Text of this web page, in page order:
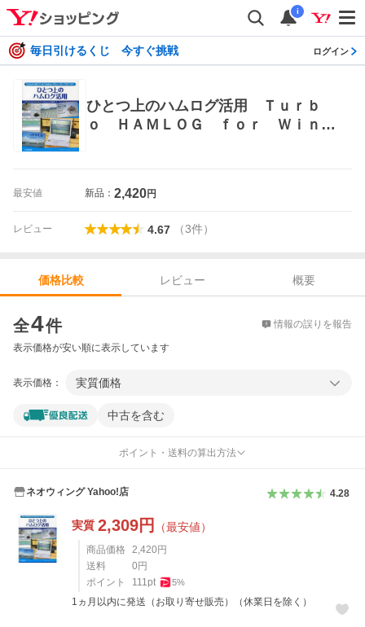
i
毎日引けるくじ 今すぐ挑戦 ログイン
ひとつ上のハムログ活用 Ｔｕｒｂ
ｏ ＨＡＭＬＯＧ ｆｏｒ Ｗｉｎｄ
部／編 電気電子工学無線の本
最安値 新品： 2,420円
レビュー 4.67 （3件）
価格比較 レビュー
概要
全4件 情報の誤りを報告
表示価格が安い順に表示しています
表示価格： 実質価格
中古を含む
ポイント・送料の算出方法
ネオウィング Yahoo!店 4.28
実質 2,309円 （最安値）
商品価格 2,420 円
送料
0 円
ポイント
111pt 5%
1ヵ月以内に発送（お取り寄せ販売）（休業日を除く）